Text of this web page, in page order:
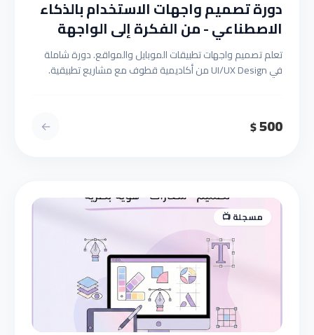
دورة تصميم واجهات الاستخدام بالذكاء
الاصطناعي - من الفكرة إلى الواجهة
تعلم تصميم واجهات تطبيقات الموبايل والمواقع. دورة شاملة
في UI/UX Design من أكاديمية قطوف مع مشاريع تطبيقية.
500
$
←
مسجلة 📺